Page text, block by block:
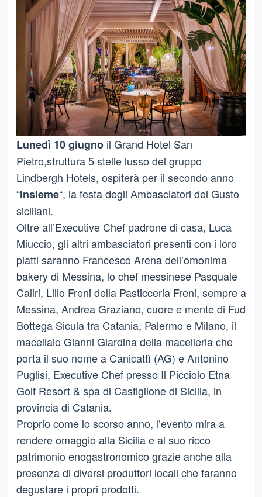
Lunedì 10 giugnoil Grand Hotel San
Pietro,struttura 5 stelle lusso del gruppo
Lindbergh Hotels, ospiterà per il secondo anno
“Insieme“, la festa degli Ambasciatori del Gusto
siciliani.
Oltre all’Executive Chef padrone di casa, Luca
Miuccio, gli altri ambasciatori presenti con i loro
piatti saranno Francesco Arena dell’omonima
bakery di Messina, lo chef messinese Pasquale
Caliri, Lillo Freni della Pasticceria Freni, sempre a
Messina, Andrea Graziano, cuore e mente di Fud
Bottega Sicula tra Catania, Palermo e Milano, il
macellaio Gianni Giardina della macelleria che
porta il suo nome a Canicattì (AG) e Antonino
Puglisi, Executive Chef presso Il Picciolo Etna
Golf Resort & spa di Castiglione di Sicilia, in
provincia di Catania.
Proprio come lo scorso anno, l’evento mira a
rendere omaggio alla Sicilia e al suo ricco
patrimonio enogastronomico grazie anche alla
presenza di diversi produttori locali che faranno
degustare i propri prodotti.